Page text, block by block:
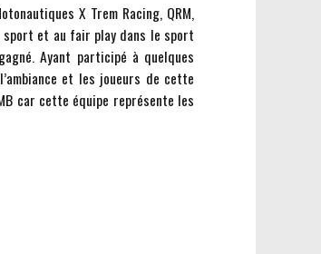
X Trem Racing, QRM,
sport et au fair play dans le sport
Ayant participé à quelques
et les joueurs de cette
car cette équipe représente les